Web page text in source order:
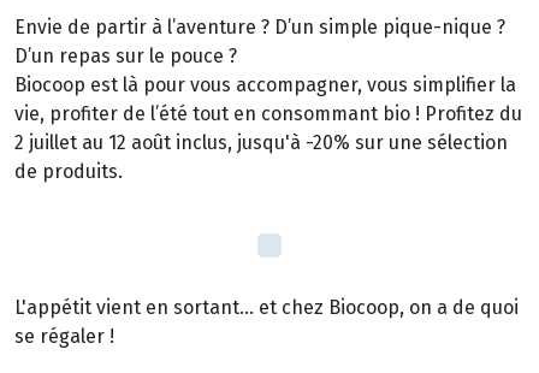
Envie de partir à l’aventure ? D’un simple pique-nique ?
D’un repas sur le pouce ?
Biocoop est là pour vous accompagner, vous simplifier la
vie, profiter de l’été tout en consommant bio ! Profitez du
2 juillet au 12 août inclus, jusqu'à -20% sur une sélection
de produits.
L'appétit vient en sortant... et chez Biocoop, on a de quoi
se régaler !